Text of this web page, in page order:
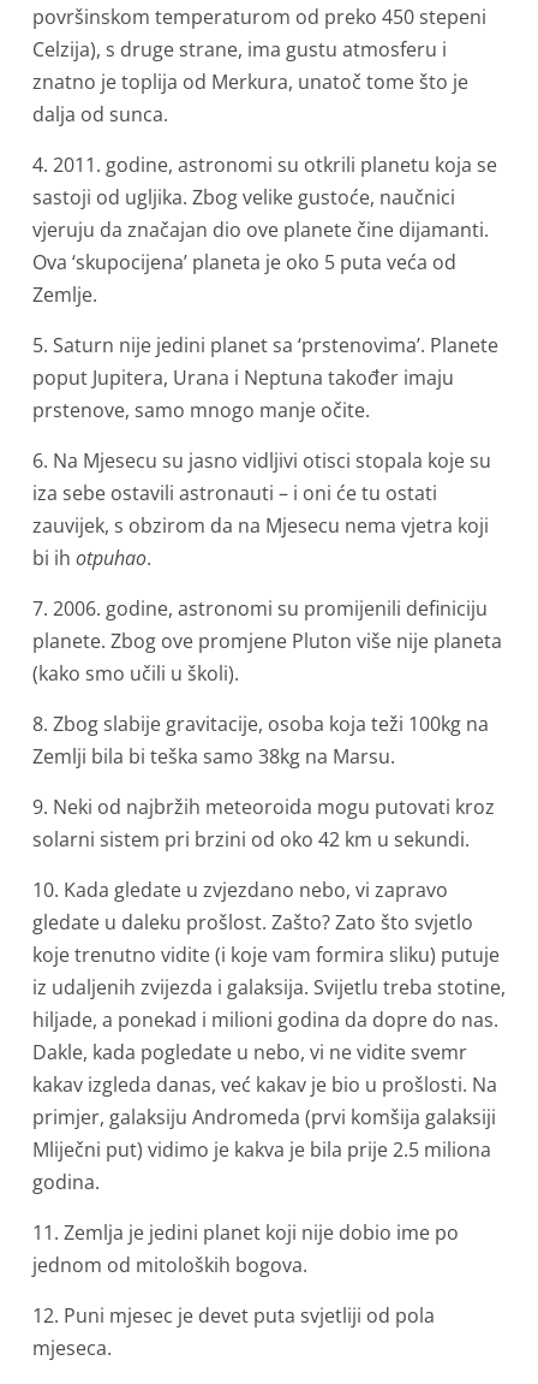
površinskom temperaturom od preko 450 stepeni
Celzija), s druge strane, ima gustu atmosferu i
znatno je toplija od Merkura, unatoč tome što je
dalja od sunca.
4. 2011. godine, astronomi su otkrili planetu koja se
sastoji od ugljika. Zbog velike gustoće, naučnici
vjeruju da značajan dio ove planete čine dijamanti.
Ova ‘skupocijena’ planeta je oko 5 puta veća od
Zemlje.
5. Saturn nije jedini planet sa ‘prstenovima’. Planete
poput Jupitera, Urana i Neptuna također imaju
prstenove, samo mnogo manje očite.
6. Na Mjesecu su jasno vidljivi otisci stopala koje su
iza sebe ostavili astronauti – i oni će tu ostati
zauvijek, s obzirom da na Mjesecu nema vjetra koji
bi ih otpuhao.
7. 2006. godine, astronomi su promijenili definiciju
planete. Zbog ove promjene Pluton više nije planeta
(kako smo učili u školi).
8. Zbog slabije gravitacije, osoba koja teži 100kg na
Zemlji bila bi teška samo 38kg na Marsu.
9. Neki od najbržih meteoroida mogu putovati kroz
solarni sistem pri brzini od oko 42 km u sekundi.
10. Kada gledate u zvjezdano nebo, vi zapravo
gledate u daleku prošlost. Zašto? Zato što svjetlo
koje trenutno vidite (i koje vam formira sliku) putuje
iz udaljenih zvijezda i galaksija. Svijetlu treba stotine,
hiljade, a ponekad i milioni godina da dopre do nas.
Dakle, kada pogledate u nebo, vi ne vidite svemr
kakav izgleda danas, već kakav je bio u prošlosti. Na
primjer, galaksiju Andromeda (prvi komšija galaksiji
Mliječni put) vidimo je kakva je bila prije 2.5 miliona
godina.
11. Zemlja je jedini planet koji nije dobio ime po
jednom od mitoloških bogova.
12. Puni mjesec je devet puta svjetliji od pola
mjeseca.